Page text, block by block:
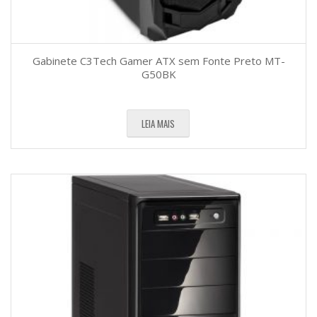
Gabinete C3Tech Gamer ATX sem Fonte Preto MT-
G50BK
LEIA MAIS